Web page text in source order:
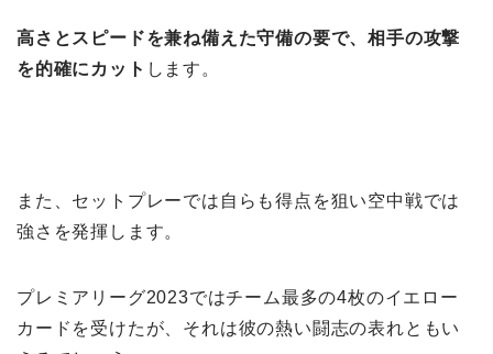
高さとスピードを兼ね備えた守備の要で、相手の攻撃
を的確にカット します。
また、セットプレーでは自らも得点を狙い空中戦では
強さを発揮します。
プレミアリーグ2023ではチーム最多の4枚のイエロー
カードを受けたが、それは彼の熱い闘志の表れともい